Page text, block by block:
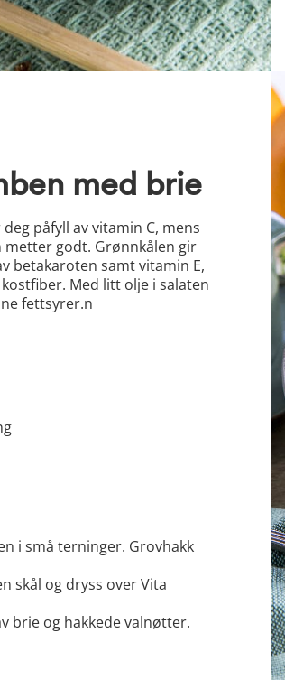
med brie
påfyll av vitamin C, mens
godt. Grønnkålen gir
betakaroten samt vitamin E,
Med litt olje i salaten
fettsyrer.n
i små terninger. Grovhakk
skål og dryss over Vita
brie og hakkede valnøtter.